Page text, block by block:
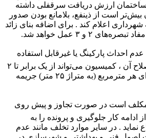
ارزش دریافت سرقفلی داشته
بیش‌تر است از ذینفع، بلامانع بودن صدور
اعلام کند . برای اضافه بنای زائد
۲ و ۳ عمل خواهد شد.
احداث پارکینگ یا غیرقابل استفاده
بودن آن و عدم امکان اصلاح آن ، کمیسیون می‌تواند از یک برابر تا ۲
برابر ارزش معاملاتی برای هر مترمربع (به متراژ ۲۵ متر) جریمه
است در صورت تجاوز و پیش روی
ادامه کار جلوگیری و پرونده را به
ماده ۱۰۰ ارجاع نماید . در سایر موارد تخلف مانند عدم